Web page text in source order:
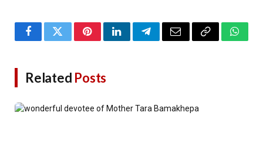
FacebookTwitterPinterestLinkedInTelegramEmail Copy
Related Posts